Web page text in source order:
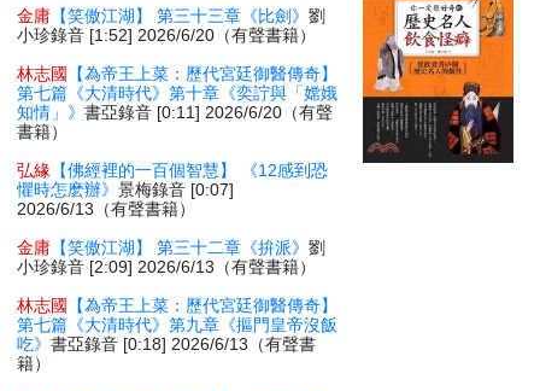
金庸 【笑傲江湖】 第三十三章《比劍》劉
小珍錄音 [1:52] 2026/6/20（有聲書籍）
林志國
【為帝王上菜：歷代宮廷御醫傳奇】
第七篇《大清時代》第十章《奕詝與「嫦娥
知情」》書亞錄音 [0:11] 2026/6/20（有聲
書籍）
弘緣 【佛經裡的一百個智慧】 《12感到恐
懼時怎麽辦》景梅錄音 [0:07]
2026/6/13（有聲書籍）
金庸 【笑傲江湖】 第三十二章《拚派》劉
小珍錄音 [2:09] 2026/6/13（有聲書籍）
林志國
【為帝王上菜：歷代宮廷御醫傳奇】
第七篇《大清時代》第九章《摳門皇帝沒飯
吃》書亞錄音 [0:18] 2026/6/13（有聲書
籍）